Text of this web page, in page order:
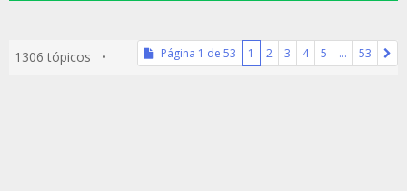
1306 tópicos • Página 1 de 53 1 2 3 4 5 … 53